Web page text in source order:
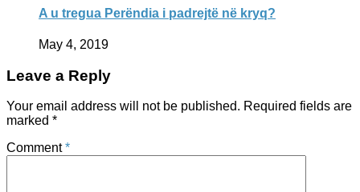
A u tregua Perëndia i padrejtë në kryq?
May 4, 2019
Leave a Reply
Your email address will not be published. Required fields are
marked *
Comment*